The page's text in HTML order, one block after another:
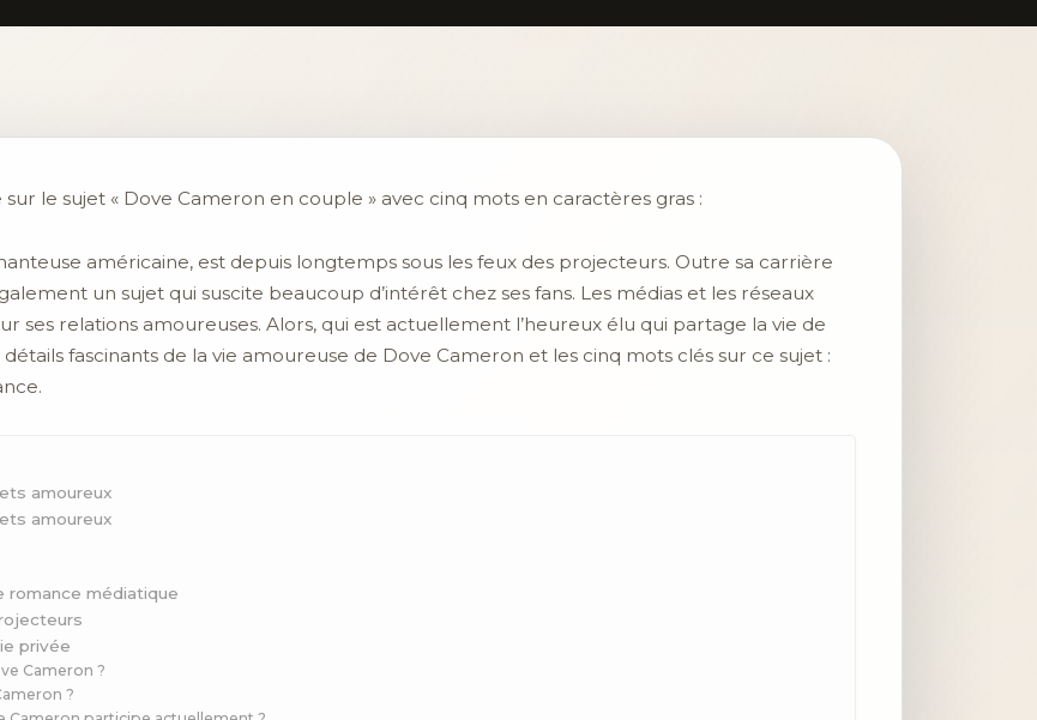
le sujet « Dove Cameron en couple » avec cinq mots en caractères gras :
américaine, est depuis longtemps sous les feux des projecteurs. Outre sa carrière
un sujet qui suscite beaucoup d’intérêt chez ses fans. Les médias et les réseaux
ses relations amoureuses. Alors, qui est actuellement l’heureux élu qui partage la vie de
fascinants de la vie amoureuse de Dove Cameron et les cinq mots clés sur ce sujet :
amoureux
amoureux
romance médiatique
privée
Cameron ?
?